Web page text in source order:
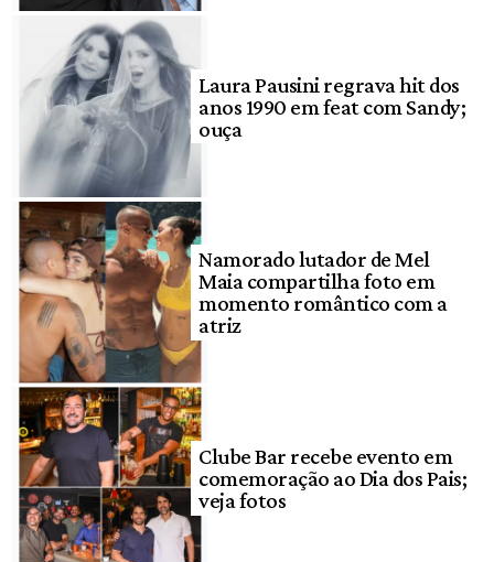
Laura Pausini regrava hit dos
anos 1990 em feat com Sandy;
ouça
Namorado lutador de Mel
Maia compartilha foto em
momento romântico com a
atriz
Clube Bar recebe evento em
comemoração ao Dia dos Pais;
veja fotos